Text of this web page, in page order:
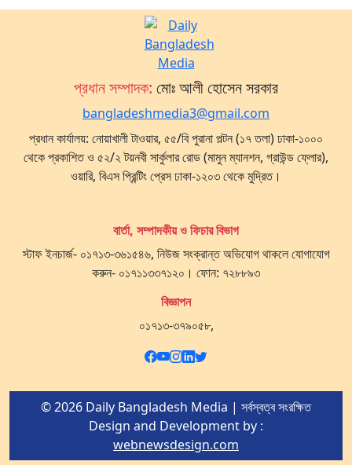
প্রধান সম্পাদক: মোঃ আলী হোসেন সরকার
bangladeshmedia3@gmail.com
প্রধান কার্যালয়: নোয়াখালী টাওয়ার, ৫৫/বি পুরানা পল্টন (১৭ তলা) ঢাকা-১০০০
থেকে প্রকাশিত ও ৫২/২ টয়নবী সার্কুলার রোড (মামুন ম্যানশন, গ্রাউন্ড ফ্লোর),
ওয়ারি, বিএস প্রিন্টিং প্রেস ঢাকা-১২০৩ থেকে মুদ্রিত।
বার্তা, সম্পাদকীয় ও ফিচার বিভাগ
স্টাফ ইনচার্জ- ০১৭১৩-৩৬১৫৪৬, নিউজ সংক্রান্ত অভিযোগ থাকলে যোগাযোগ
করুন- ০১৭১১৩৩৭১২০। ফোন: ৭২৮৮৯৩
বিজ্ঞাপন
০১৭১৩-৩৭৯০৫৮,
© 2026 Daily Bangladesh Media | সর্বস্বত্ব সংরক্ষিত
Design and Development by :
webnewsdesign.com